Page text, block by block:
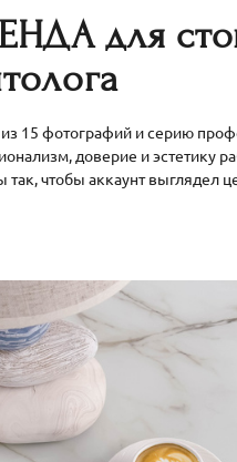
для
15 фотографий и серию
доверие и эстетику
чтобы аккаунт выглядел